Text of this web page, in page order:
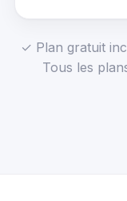
✓ Plan gratuit
Tous les